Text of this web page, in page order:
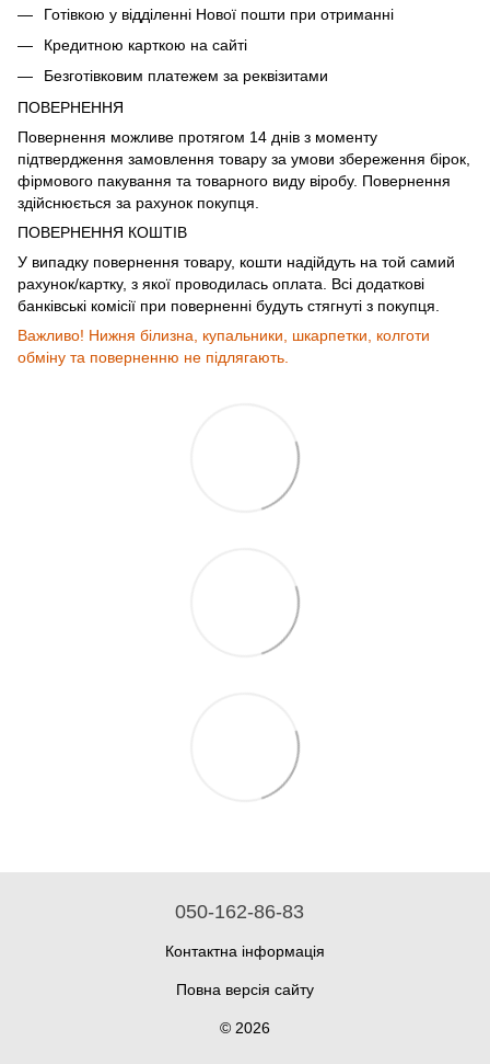
Готівкою у відділенні Нової пошти при отриманні
Кредитною карткою на сайті
Безготівковим платежем за реквізитами
ПОВЕРНЕННЯ
Повернення можливе протягом 14 днів з моменту
підтвердження замовлення товару за умови збереження бірок,
фірмового пакування та товарного виду віробу. Повернення
здійснюється за рахунок покупця.
ПОВЕРНЕННЯ КОШТІВ
У випадку повернення товару, кошти надійдуть на той самий
рахунок/картку, з якої проводилась оплата. Всі додаткові
банківські комісії при поверненні будуть стягнуті з покупця.
Важливо! Нижня білизна, купальники, шкарпетки, колготи
обміну та поверненню не підлягають.
050-162-86-83
Контактна інформація
Повна версія сайту
© 2026